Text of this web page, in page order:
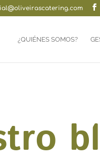
¿QUIÉNES SOMOS?